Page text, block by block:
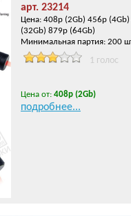
арт. 23214
Цена: 408р (2Gb) 456р
(32Gb) 879р (64Gb)
Минимальная партия: 200
1 голос
Цена от: 408р (2Gb)
подробнее...